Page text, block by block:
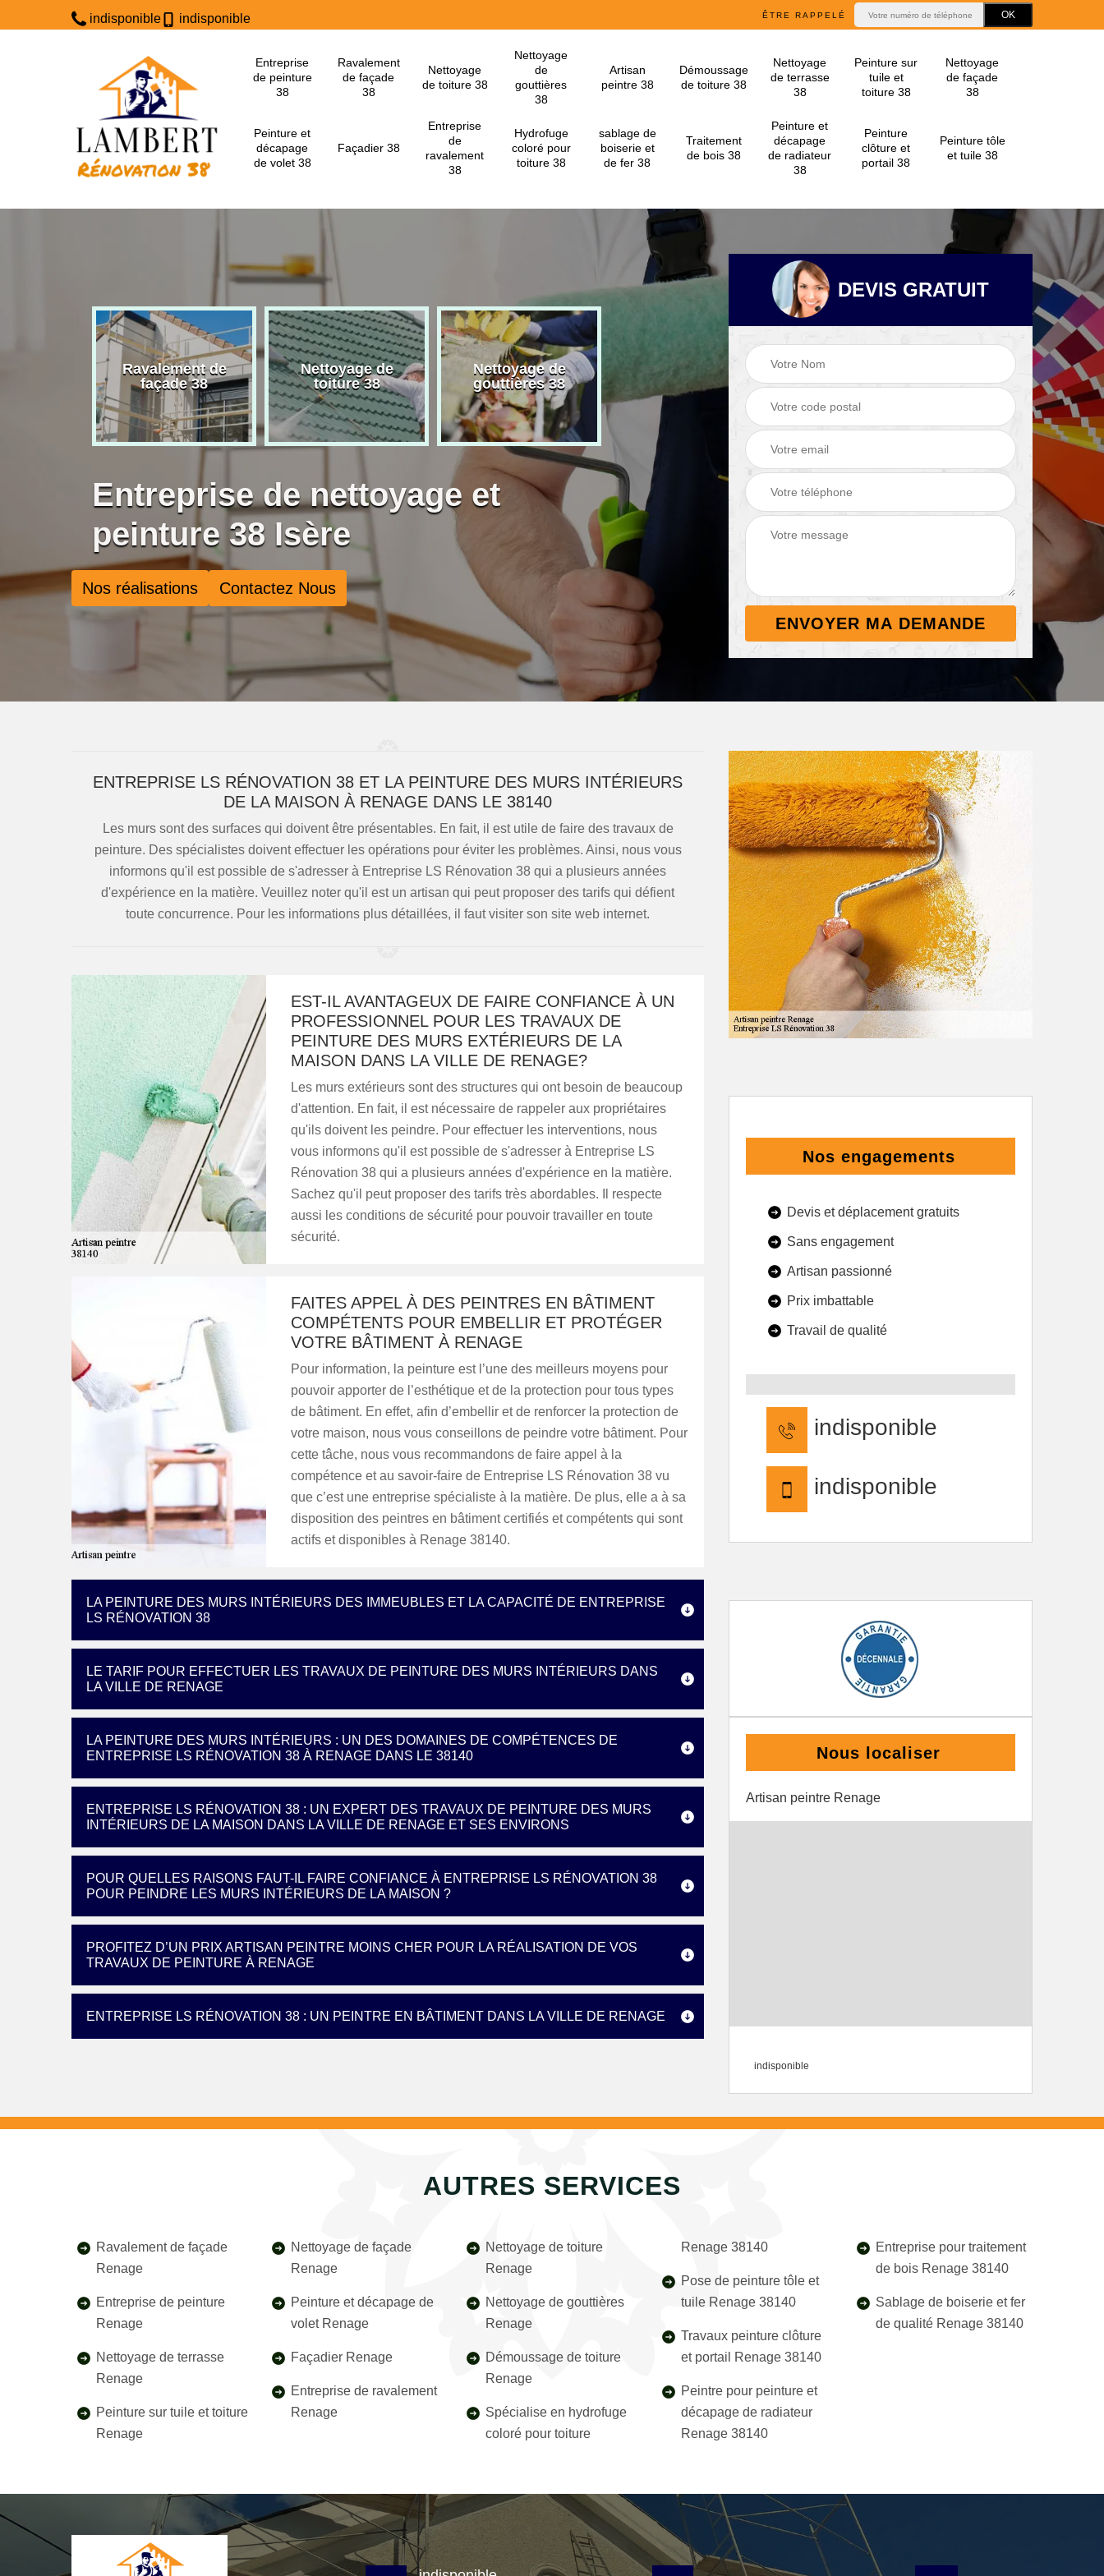
indisponible indisponible ÊTRE RAPPELÉ
Entreprise
de peinture
38
Ravalement
de façade
38
Nettoyage
de toiture 38
Nettoyage
de
gouttières
38
Artisan
peintre 38
Démoussage
de toiture 38
Nettoyage
de terrasse
38
Peinture sur
tuile et
toiture 38
Nettoyage
de façade
38
Peinture et
décapage
de volet 38
Façadier 38
Entreprise
de
ravalement
38
Hydrofuge
coloré pour
toiture 38
sablage de
boiserie et
de fer 38
Traitement
de bois 38
Peinture et
décapage
de radiateur
38
Peinture
clôture et
portail 38
Peinture tôle
et tuile 38
Ravalement de
façade 38
Nettoyage de
toiture 38
Nettoyage de
gouttières 38
Artisan peintre 38
Démoussage de
toiture 38
Nettoyage de
terrasse 38
Entreprise de nettoyage et
peinture 38 Isère
Nos réalisations Contactez Nous
DEVIS GRATUIT
ENTREPRISE LS RÉNOVATION 38 ET LA PEINTURE DES MURS INTÉRIEURS
DE LA MAISON À RENAGE DANS LE 38140
Les murs sont des surfaces qui doivent être présentables. En fait, il est utile de faire des travaux de
peinture. Des spécialistes doivent effectuer les opérations pour éviter les problèmes. Ainsi, nous vous
informons qu'il est possible de s'adresser à Entreprise LS Rénovation 38 qui a plusieurs années
d'expérience en la matière. Veuillez noter qu'il est un artisan qui peut proposer des tarifs qui défient
toute concurrence. Pour les informations plus détaillées, il faut visiter son site web internet.
EST-IL AVANTAGEUX DE FAIRE CONFIANCE À UN
PROFESSIONNEL POUR LES TRAVAUX DE
PEINTURE DES MURS EXTÉRIEURS DE LA
MAISON DANS LA VILLE DE RENAGE?
Les murs extérieurs sont des structures qui ont besoin de beaucoup
d'attention. En fait, il est nécessaire de rappeler aux propriétaires
qu'ils doivent les peindre. Pour effectuer les interventions, nous
vous informons qu'il est possible de s'adresser à Entreprise LS
Rénovation 38 qui a plusieurs années d'expérience en la matière.
Sachez qu'il peut proposer des tarifs très abordables. Il respecte
aussi les conditions de sécurité pour pouvoir travailler en toute
sécurité.
FAITES APPEL À DES PEINTRES EN BÂTIMENT
COMPÉTENTS POUR EMBELLIR ET PROTÉGER
VOTRE BÂTIMENT À RENAGE
Pour information, la peinture est l’une des meilleurs moyens pour
pouvoir apporter de l’esthétique et de la protection pour tous types
de bâtiment. En effet, afin d’embellir et de renforcer la protection de
votre maison, nous vous conseillons de peindre votre bâtiment. Pour
cette tâche, nous vous recommandons de faire appel à la
compétence et au savoir-faire de Entreprise LS Rénovation 38 vu
que c’est une entreprise spécialiste à la matière. De plus, elle a à sa
disposition des peintres en bâtiment certifiés et compétents qui sont
actifs et disponibles à Renage 38140.
LA PEINTURE DES MURS INTÉRIEURS DES IMMEUBLES ET LA CAPACITÉ DE ENTREPRISE
LS RÉNOVATION 38
LE TARIF POUR EFFECTUER LES TRAVAUX DE PEINTURE DES MURS INTÉRIEURS DANS
LA VILLE DE RENAGE
LA PEINTURE DES MURS INTÉRIEURS : UN DES DOMAINES DE COMPÉTENCES DE
ENTREPRISE LS RÉNOVATION 38 À RENAGE DANS LE 38140
ENTREPRISE LS RÉNOVATION 38 : UN EXPERT DES TRAVAUX DE PEINTURE DES MURS
INTÉRIEURS DE LA MAISON DANS LA VILLE DE RENAGE ET SES ENVIRONS
POUR QUELLES RAISONS FAUT-IL FAIRE CONFIANCE À ENTREPRISE LS RÉNOVATION 38
POUR PEINDRE LES MURS INTÉRIEURS DE LA MAISON ?
PROFITEZ D’UN PRIX ARTISAN PEINTRE MOINS CHER POUR LA RÉALISATION DE VOS
TRAVAUX DE PEINTURE À RENAGE
ENTREPRISE LS RÉNOVATION 38 : UN PEINTRE EN BÂTIMENT DANS LA VILLE DE RENAGE
Nos engagements
Devis et déplacement gratuits
Sans engagement
Artisan passionné
Prix imbattable
Travail de qualité
indisponible
indisponible
Nous localiser
Artisan peintre Renage
indisponible
AUTRES SERVICES
Ravalement de façade
Renage
Entreprise de peinture
Renage
Nettoyage de terrasse
Renage
Peinture sur tuile et toiture
Renage
Nettoyage de façade
Renage
Peinture et décapage de
volet Renage
Façadier Renage
Entreprise de ravalement
Renage
Nettoyage de toiture
Renage
Nettoyage de gouttières
Renage
Démoussage de toiture
Renage
Spécialise en hydrofuge
coloré pour toiture
Renage 38140
Pose de peinture tôle et
tuile Renage 38140
Travaux peinture clôture
et portail Renage 38140
Peintre pour peinture et
décapage de radiateur
Renage 38140
Entreprise pour traitement
de bois Renage 38140
Sablage de boiserie et fer
de qualité Renage 38140